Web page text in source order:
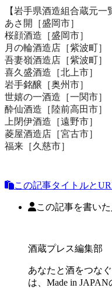
【岩手県酒造組合蔵元
あさ開［盛岡市］ 菊
桜顔酒造［盛岡市］
月の輪酒造店［紫波町
吾妻嶺酒造店［紫波町
喜久盛酒造［北上市］
岩手銘醸［奥州市］
世嬉の一酒造［一関市
酔仙酒造［陸前高田市］
上閉伊酒造［遠野市］
菱屋酒造店［宮古市］
福来［久慈市］ 南
この記事タイトルと
この記事を書いた
酒蔵プレス編集部
あなたと酒をつな
は、Made in